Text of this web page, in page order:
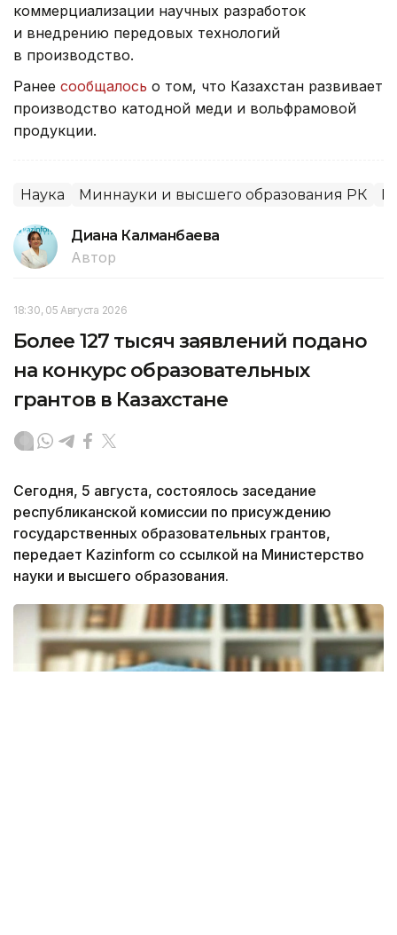
коммерциализации научных разработок
и внедрению передовых технологий
в производство.
Ранее сообщалось о том, что Казахстан развивает
производство катодной меди и вольфрамовой
продукции.
Наука Миннауки и высшего образования РК
Диана Калманбаева
Автор
18:30, 05 Августа 2026
Более 127 тысяч заявлений подано
на конкурс образовательных
грантов в Казахстане
Сегодня, 5 августа, состоялось заседание
республиканской комиссии по присуждению
государственных образовательных грантов,
передает Kazinform со ссылкой на Министерство
науки и высшего образования.